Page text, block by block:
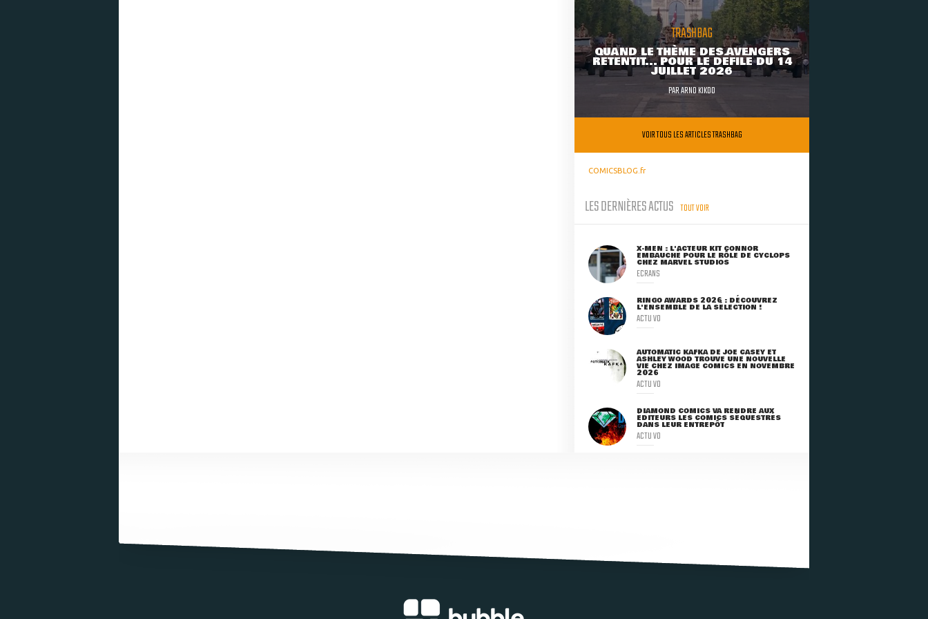
TRASHBAG
QUAND LE THÈME DES AVENGERS
RETENTIT... POUR LE DÉFILÉ DU 14
JUILLET 2026
PARARNO KIKOO
VOIR TOUS LES ARTICLES TRASHBAG
COMICSBLOG.fr
LES DERNIÈRES ACTUS TOUT VOIR
X-MEN : L'ACTEUR KIT CONNOR
EMBAUCHÉ POUR LE RÔLE DE CYCLOPS
CHEZ MARVEL STUDIOS
ECRANS
RINGO AWARDS 2026 : DÉCOUVREZ
L'ENSEMBLE DE LA SÉLECTION !
ACTU VO
AUTOMATIC KAFKA DE JOE CASEY ET
ASHLEY WOOD TROUVE UNE NOUVELLE
VIE CHEZ IMAGE COMICS EN NOVEMBRE
2026
ACTU VO
DIAMOND COMICS VA RENDRE AUX
ÉDITEURS LES COMICS SÉQUESTRÉS
DANS LEUR ENTREPÔT
ACTU VO